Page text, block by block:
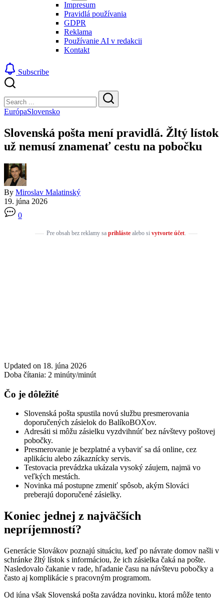
Impresum
Pravidlá používania
GDPR
Reklama
Používanie AI v redakcii
Kontakt
Subscribe
Search
Search
EurópaSlovensko
Slovenská pošta mení pravidlá. Žltý lístok
už nemusí znamenať cestu na pobočku
By Miroslav Malatinský
19. júna 2026
0
Pre obsah bez reklamy sa prihlástealebo si vytvorte účet.
Updated on 18. júna 2026
Doba čítania: 2 minúty/minút
Čo je dôležité
Slovenská pošta spustila novú službu presmerovania
doporučených zásielok do BalíkoBOXov.
Adresáti si môžu zásielku vyzdvihnúť bez návštevy poštovej
pobočky.
Presmerovanie je bezplatné a vybaviť sa dá online, cez
aplikáciu alebo zákaznícky servis.
Testovacia prevádzka ukázala vysoký záujem, najmä vo
veľkých mestách.
Novinka má postupne zmeniť spôsob, akým Slováci
preberajú doporučené zásielky.
Koniec jednej z najväčších
nepríjemností?
Generácie Slovákov poznajú situáciu, keď po návrate domov našli v
schránke žltý lístok s informáciou, že ich zásielka čaká na pošte.
Nasledovalo čakanie v rade, hľadanie času na návštevu pobočky a
často aj komplikácie s pracovným programom.
Od júna však Slovenská pošta zavádza novinku, ktorá môže tento